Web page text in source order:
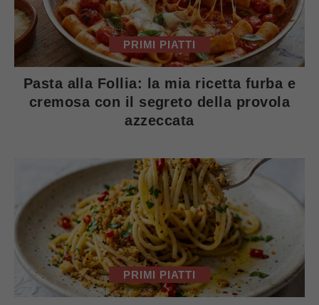
PRIMI PIATTI
Pasta alla Follia: la mia ricetta furba e
cremosa con il segreto della provola
azzeccata
PRIMI PIATTI